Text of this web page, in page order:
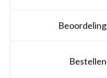
Beoordeling
Bestellen